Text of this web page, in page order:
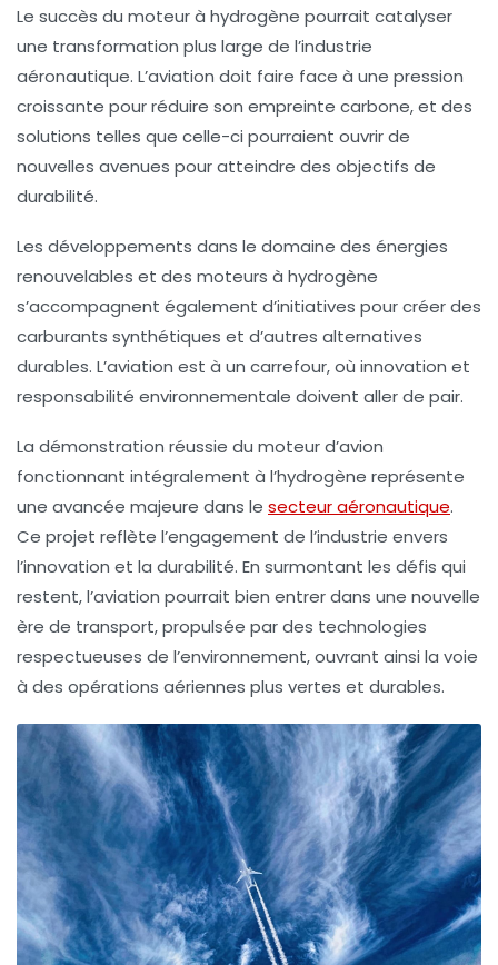
Le succès du moteur à hydrogène pourrait catalyser
une transformation plus large de l’industrie
aéronautique. L’aviation doit faire face à une pression
croissante pour réduire son empreinte carbone, et des
solutions telles que celle-ci pourraient ouvrir de
nouvelles avenues pour atteindre des objectifs de
durabilité.
Les développements dans le domaine des énergies
renouvelables et des moteurs à hydrogène
s’accompagnent également d’initiatives pour créer des
carburants synthétiques et d’autres alternatives
durables. L’aviation est à un carrefour, où innovation et
responsabilité environnementale doivent aller de pair.
La démonstration réussie du moteur d’avion
fonctionnant intégralement à l’hydrogène représente
une avancée majeure dans le secteur aéronautique.
Ce projet reflète l’engagement de l’industrie envers
l’innovation et la durabilité. En surmontant les défis qui
restent, l’aviation pourrait bien entrer dans une nouvelle
ère de transport, propulsée par des technologies
respectueuses de l’environnement, ouvrant ainsi la voie
à des opérations aériennes plus vertes et durables.